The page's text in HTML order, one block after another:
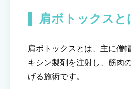
肩ボトックスと
肩ボトックスとは、主に僧
キシン製剤を注射し、筋肉
げる施術です。